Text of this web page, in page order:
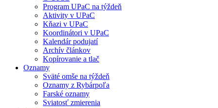
Program UPaC na týždeň
Aktivity v UPaC
Kňazi v UPaC
Koordinátori v UPaC
Kalendár podujatí
Archív článkov
Kopírovanie a tlač
Oznamy
Sväté omše na týždeň
Oznamy z Rybárpoľa
Farské oznamy
Sviatosť zmierenia